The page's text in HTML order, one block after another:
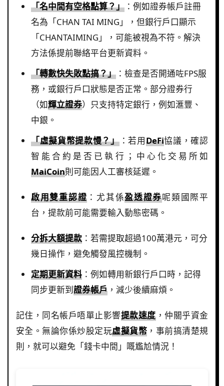
「名中間有空格點算？」 ：例如證券帳戶註冊
名為「CHAN TAI MING」，但銀行戶口顯示
「CHANTAIMING」，可能被視為不符。解決
方法係提前聯絡平台更新資料。
「轉數快失敗點搞？」 ：檢查是否開通咗FPS服
務，或銀行戶口狀態是否正常。部分證券行
（如輝立證券）只支持特定銀行，例如滙豐、
中銀。
「虛擬貨幣提款慢？」：若用DeFi協議，確認
智能合約是否已執行；中心化交易所如
MaiCoin則可能因人工審核延遲。
啟用雙重認證 ：尤其係盈透證券呢類國際平
台，提款前可能需要輸入動態密碼。
分拆大額提款 ：若需提取超過100萬港元，可分
幾日操作，避免觸發風控機制。
定期更新資料 ：例如轉用新銀行戶口時，記得
同步更新到證券帳戶 ，減少後續麻煩。
記住，同名帳戶唔單止影響提款速度，仲關乎資金
安全。無論你係炒股定玩虛擬貨幣 ，事前搞清楚規
則，就可以避免「錢卡中間」嘅尷尬情況！